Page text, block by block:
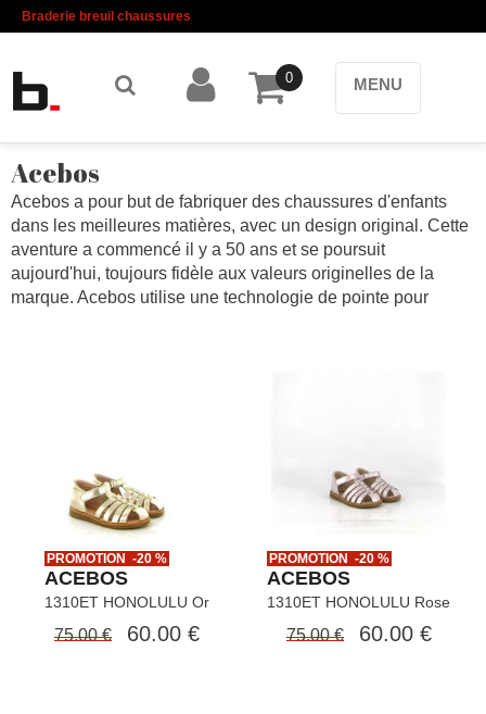
Braderie breuil chaussures
0 MENU
Acebos
Acebos a pour but de fabriquer des chaussures d'enfants
dans les meilleures matières, avec un design original. Cette
aventure a commencé il y a 50 ans et se poursuit
aujourd'hui, toujours fidèle aux valeurs originelles de la
marque. Acebos utilise une technologie de pointe pour
PROMOTION -20 %
ACEBOS
1310ET HONOLULU Or
75.00 € 60.00 €
PROMOTION -20 %
ACEBOS
1310ET HONOLULU Rose
75.00 € 60.00 €